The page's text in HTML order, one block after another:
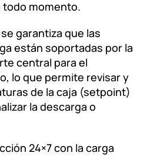
todo momento.
garantiza que las
están soportadas por la
central para el
lo que permite revisar y
de la caja (setpoint)
la descarga o
24×7 con la carga